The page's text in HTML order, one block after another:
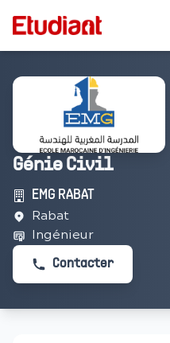
Génie Civil
EMG RABAT
Rabat
Ingénieur
Contacter